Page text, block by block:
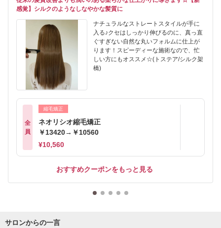
感覚】シルクのようなしなやかな髪質に
ナチュラルなストレートスタイルが手に
入る♪クセはしっかり伸びるのに、真っ直
ぐすぎない自然な丸いフォルムに仕上が
ります！スピーディーな施術なので、忙
しい方にもオススメ☆(トステア/シルク架
橋)
全
員
縮毛矯正
ネオリシオ縮毛矯正
￥13420→￥10560
¥10,560
おすすめクーポンをもっと見る
サロンからの一言